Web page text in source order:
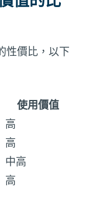
性價比，以下
使用價值
高
高
中高
高